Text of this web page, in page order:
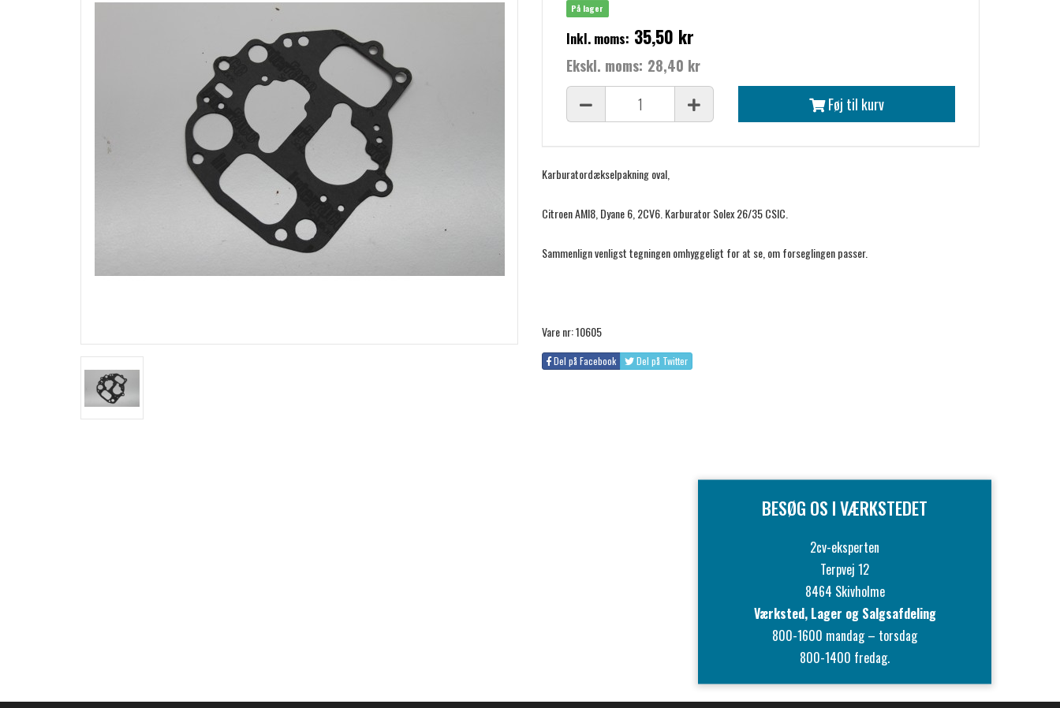
På lager
Inkl. moms: 35,50 kr
Ekskl. moms: 28,40 kr
Føj til kurv
Karburatordækselpakning oval,
Citroen AMI8, Dyane 6, 2CV6. Karburator Solex 26/35 CSIC.
Sammenlign venligst tegningen omhyggeligt for at se, om forseglingen passer.
Vare nr: 10605
Del på Facebook Del på Twitter
BESØG OS I VÆRKSTEDET
2cv-eksperten
Terpvej 12
8464 Skivholme
Værksted, Lager og Salgsafdeling
800-1600 mandag – torsdag
800-1400 fredag.